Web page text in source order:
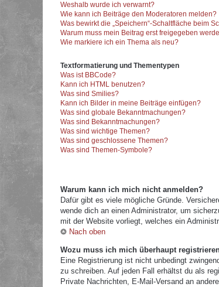
Weshalb wurde ich verwarnt?
Wie kann ich Beiträge den Moderatoren melden?
Was bewirkt die „Speichern“-Schaltfläche beim
Warum muss mein Beitrag erst freigegeben
Wie markiere ich ein Thema als neu?
Textformatierung und Thementypen
Was ist BBCode?
Kann ich HTML benutzen?
Was sind Smilies?
Kann ich Bilder in meine Beiträge einfügen?
Was sind globale Bekanntmachungen?
Was sind Bekanntmachungen?
Was sind wichtige Themen?
Was sind geschlossene Themen?
Was sind Themen-Symbole?
Warum kann ich mich nicht anmelden?
Dafür gibt es viele mögliche Gründe.
wende dich an einen Administrator, um
mit der Website vorliegt, welches ein
Nach oben
Wozu muss ich mich überhaupt
Eine Registrierung ist nicht unbedingt
zu schreiben. Auf jeden Fall erhältst du als
Private Nachrichten, E-Mail-Versand an